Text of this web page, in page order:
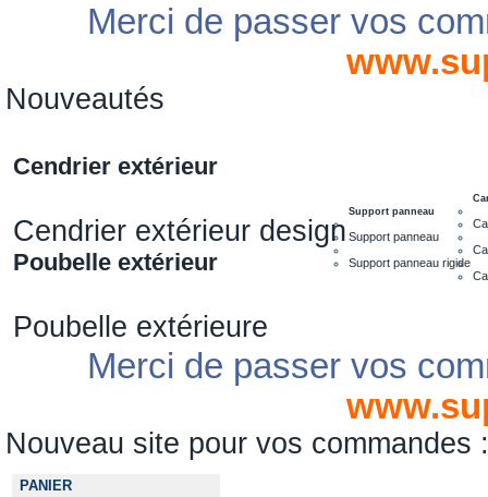
Merci de passer vos
Nouveautés
Cendrier extérieur
Cendrier extérieur design
Poubelle extérieur
Poubelle extérieure
Support panneau
Support panneau
Support panneau rigide
Merci de passer vos
Nouveau site pour vos commandes
PANIER